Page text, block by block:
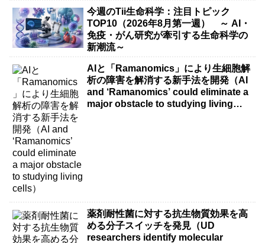
今週のTii生命科学：注目トピック
TOP10（2026年8月第一週） ～ AI・
免疫・がん研究が牽引する生命科学の
新潮流～
AIと「Ramanomics」により生細胞解
析の障害を解消する新手法を開発（AI
and ‘Ramanomics’ could eliminate a
major obstacle to studying living
薬剤耐性菌に対する抗生物質効果を高
める分子スイッチを発見（UD
researchers identify molecular